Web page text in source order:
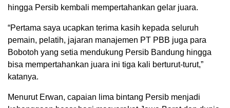
hingga Persib kembali mempertahankan gelar juara.
“Pertama saya ucapkan terima kasih kepada seluruh
pemain, pelatih, jajaran manajemen PT PBB juga para
Bobotoh yang setia mendukung Persib Bandung hingga
bisa mempertahankan juara ini tiga kali berturut-turut,”
katanya.
Menurut Erwan, capaian lima bintang Persib menjadi